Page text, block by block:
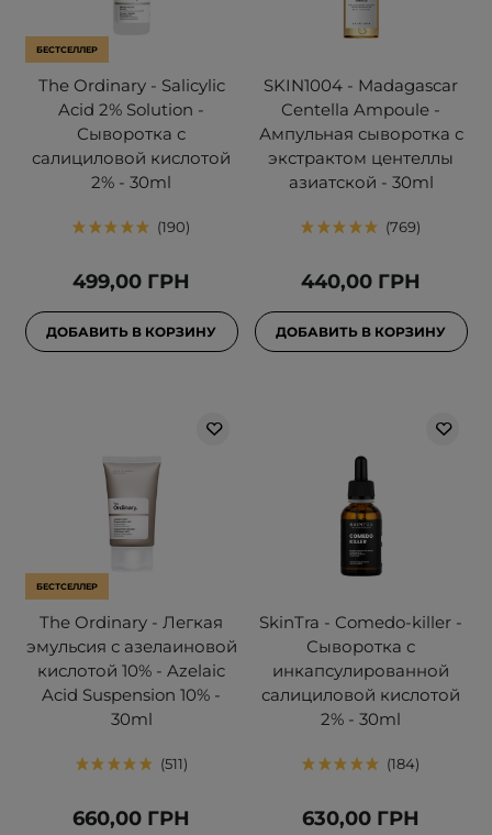
БЕСТСЕЛЛЕР
The Ordinary - Salicylic
Acid 2% Solution -
Сыворотка с
салициловой кислотой
2% - 30ml
190
499,00 ГРН
ДОБАВИТЬ В КОРЗИНУ
SKIN1004 - Madagascar
Centella Ampoule -
Ампульная сыворотка с
экстрактом центеллы
азиатской - 30ml
769
440,00 ГРН
ДОБАВИТЬ В КОРЗИНУ
БЕСТСЕЛЛЕР
The Ordinary - Легкая
эмульсия с азелаиновой
кислотой 10% - Azelaic
Acid Suspension 10% -
30ml
511
660,00 ГРН
SkinTra - Comedo-killer -
Сыворотка с
инкапсулированной
салициловой кислотой
2% - 30ml
184
630,00 ГРН